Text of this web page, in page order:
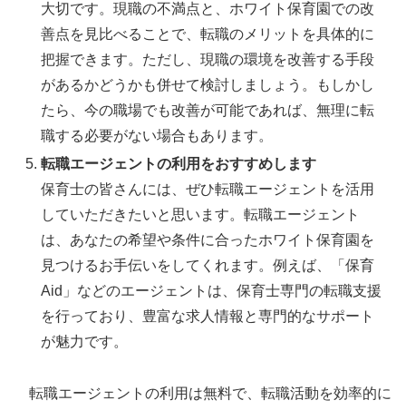
大切です。現職の不満点と、ホワイト保育園での改
善点を見比べることで、転職のメリットを具体的に
把握できます。ただし、現職の環境を改善する手段
があるかどうかも併せて検討しましょう。もしかし
たら、今の職場でも改善が可能であれば、無理に転
職する必要がない場合もあります。
転職エージェントの利用をおすすめします
保育士の皆さんには、ぜひ転職エージェントを活用
していただきたいと思います。転職エージェント
は、あなたの希望や条件に合ったホワイト保育園を
見つけるお手伝いをしてくれます。例えば、「保育
Aid」などのエージェントは、保育士専門の転職支援
を行っており、豊富な求人情報と専門的なサポート
が魅力です。
転職エージェントの利用は無料で、転職活動を効率的に